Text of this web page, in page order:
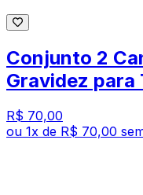
Conjunto 2
Gravidez para
R$ 70,00
ou 1x de R$ 70,00